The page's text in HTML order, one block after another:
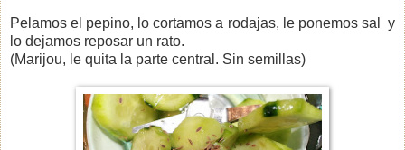
Pelamos el pepino, lo cortamos a rodajas, le ponemos sal y
lo dejamos reposar un rato.
(Marijou, le quita la parte central. Sin semillas)